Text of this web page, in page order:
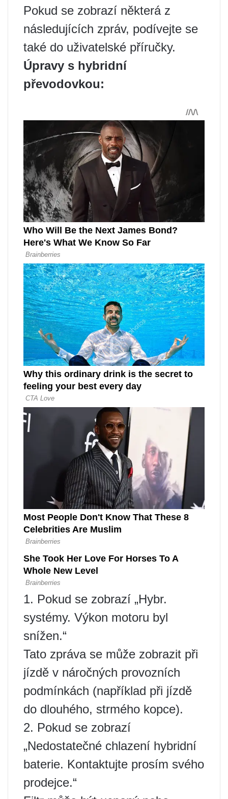
Pokud se zobrazí některá z
následujících zpráv, podívejte se
také do uživatelské příručky.
Úpravy s hybridní
převodovkou:
1. Pokud se zobrazí „Hybr.
systémy. Výkon motoru byl
snížen.“
Tato zpráva se může zobrazit při
jízdě v náročných provozních
podmínkách (například při jízdě
do dlouhého, strmého kopce).
2. Pokud se zobrazí
„Nedostatečné chlazení hybridní
baterie. Kontaktujte prosím svého
prodejce.“